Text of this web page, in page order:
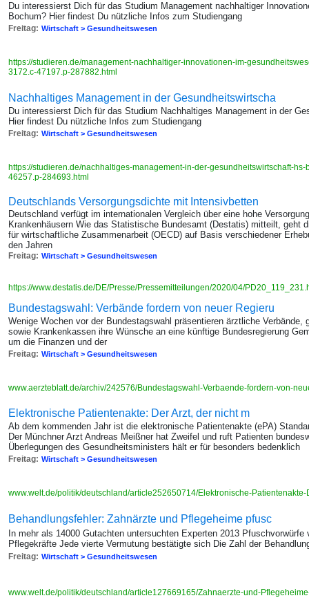
Du interessierst Dich für das Studium Management nachhaltiger
Bochum? Hier findest Du nützliche Infos zum Studiengang
Freitag: Wirtschaft > Gesundheitswesen
https://studieren.de/management-nachhaltiger-innovationen-im-
3172.c-47197.p-287882.html
Nachhaltiges Management in der Gesundheitswirtscha
Du interessierst Dich für das Studium Nachhaltiges Management in der
Hier findest Du nützliche Infos zum Studiengang
Freitag: Wirtschaft > Gesundheitswesen
https://studieren.de/nachhaltiges-management-in-der-gesundheitswirtschaft-
46257.p-284693.html
Deutschlands Versorgungsdichte mit Intensivbetten
Deutschland verfügt im internationalen Vergleich über eine hohe
Krankenhäusern Wie das Statistische Bundesamt (Destatis) mitteilt, geht
für wirtschaftliche Zusammenarbeit (OECD) auf Basis verschiedener
den Jahren
Freitag: Wirtschaft > Gesundheitswesen
https://www.destatis.de/DE/Presse/Pressemitteilungen/2020/04/
Bundestagswahl: Verbände fordern von neuer Regieru
Wenige Wochen vor der Bundestagswahl präsentieren ärztliche Verbände,
sowie Krankenkassen ihre Wünsche an eine künftige Bundesregierung
um die Finanzen und der
Freitag: Wirtschaft > Gesundheitswesen
www.aerzteblatt.de/archiv/242576/Bundestagswahl-Verbaende-fordern-von-
Elektronische Patientenakte: Der Arzt, der nicht m
Ab dem kommenden Jahr ist die elektronische Patientenakte (ePA)
Der Münchner Arzt Andreas Meißner hat Zweifel und ruft Patienten
Überlegungen des Gesundheitsministers hält er für besonders bedenklich
Freitag: Wirtschaft > Gesundheitswesen
www.welt.de/politik/deutschland/article252650714/Elektronische-
Behandlungsfehler: Zahnärzte und Pflegeheime pfusc
In mehr als 14000 Gutachten untersuchten Experten 2013
Pflegekräfte Jede vierte Vermutung bestätigte sich Die Zahl der
Freitag: Wirtschaft > Gesundheitswesen
www.welt.de/politik/deutschland/article127669165/Zahnaerzte-und-